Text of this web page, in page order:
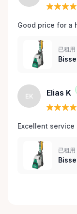
Good price for a
已租用
EK Elias K
Excellent service
已租用